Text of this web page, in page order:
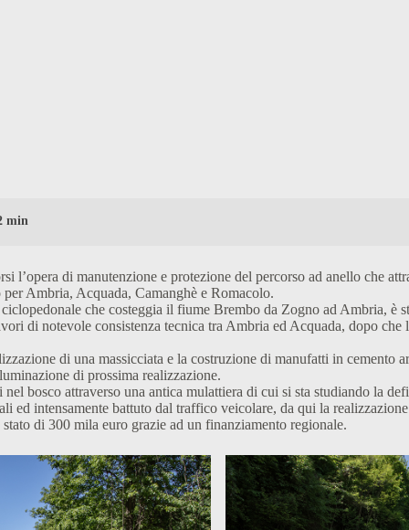
min
l’opera di manutenzione e protezione del percorso ad anello che
Ambria, Acquada, Camanghè e Romacolo.
che costeggia il fiume Brembo da Zogno ad Ambria, è
di notevole consistenza tecnica tra Ambria ed Acquada, dopo
di una massicciata e la costruzione di manufatti in cemento
di prossima realizzazione.
bosco attraverso una antica mulattiera di cui si sta studiando la
ed intensamente battuto dal traffico veicolare, da qui la
di 300 mila euro grazie ad un finanziamento regionale.